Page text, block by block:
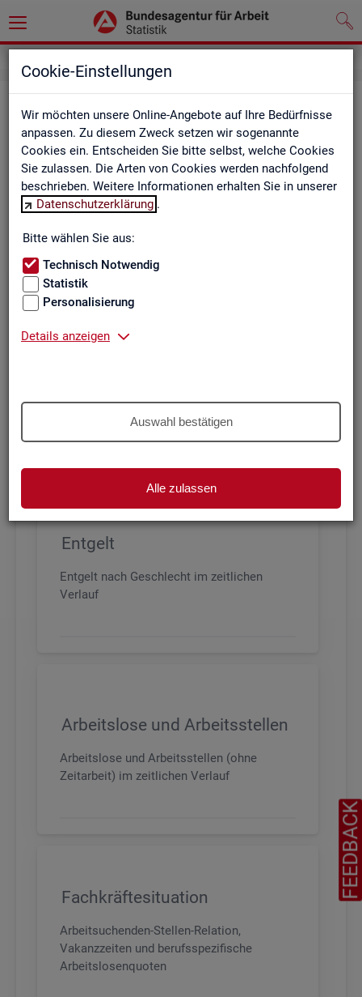
Cookie-Einstellungen
Wir möchten unsere Online-Angebote auf Ihre Bedürfnisse
anpassen. Zu diesem Zweck setzen wir sogenannte
Cookies ein. Entscheiden Sie bitte selbst, welche Cookies
Sie zulassen. Die Arten von Cookies werden nachfolgend
beschrieben. Weitere Informationen erhalten Sie in unserer
Datenschutzerklärung .
Bitte wählen Sie aus:
Technisch Notwendig
Statistik
Personalisierung
Details anzeigen
Auswahl bestätigen
Alle zulassen
Be­ru­fe auf einen Blick
Die Dia­gram­me und Ta­bel­len wer­den jähr­lich ak­tua­li­siert und
ent­hal­ten In­for­ma­tio­nen zu den The­men Be­schäf­ti­gung, Ent­
gelt, Ar­beits­lo­sig­keit, ge­mel­de­te Ar­beits­stel­len und Fach­kräf­
te­be­darf aller Be­ru­fe sowie der MINT- und In­ge­nieur­be­ru­fe dif­
fe­ren­ziert nach dem An­for­de­rungs­ni­veau (z.B. Fach­kräf­te) für
Deutsch­land, Län­der und Agen­tur­be­zir­ke
Bitte wäh­len Sie ein Thema aus
Arbeitszeit und Anforderungsniveau, sowie
den wichtigsten Branchen
Entgelt
Entgelt nach Geschlecht im zeitlichen
Verlauf
Arbeitslose und Arbeitsstellen
Arbeitslose und Arbeitsstellen (ohne
Zeitarbeit) im zeitlichen Verlauf
Fachkräftesituation
Arbeitsuchenden-Stellen-Relation,
Vakanzzeiten und berufsspezifische
Arbeitslosenquoten
FEEDBACK